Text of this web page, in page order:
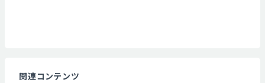
関連コンテンツ